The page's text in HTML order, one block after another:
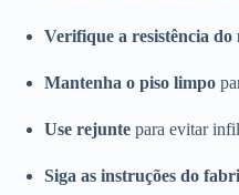
Verifique a resistência do
Mantenha o piso limpo
Use rejunte para evitar
Siga as instruções do